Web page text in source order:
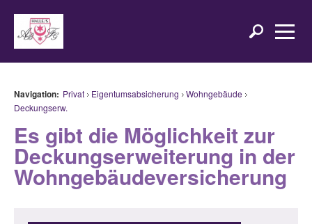
Navigation: Privat Eigentumsabsicherung
Wohngebäude
Deckungserw.
Es gibt die Möglichkeit zur
Deckungserweiterung in der
Wohngebäudeversicherung